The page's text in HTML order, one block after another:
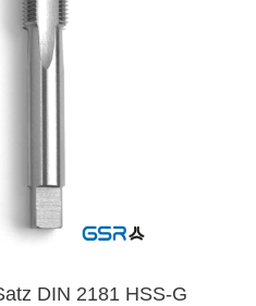
DIN 2181 HSS-G